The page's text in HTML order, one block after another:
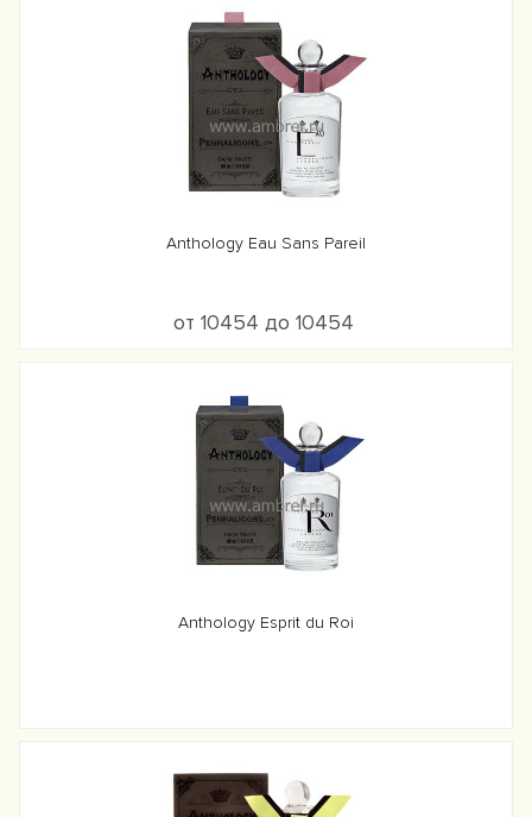
Anthology Eau Sans Pareil
от 10454 до 10454
Anthology Esprit du Roi